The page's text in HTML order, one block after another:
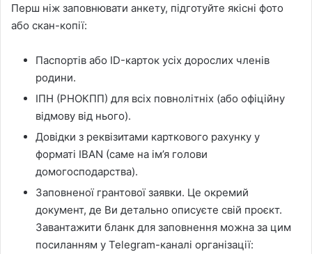
Перш ніж заповнювати анкету, підготуйте якісні фото
або скан-копії:
Паспортів або ID-карток усіх дорослих членів
родини.
ІПН (РНОКПП) для всіх повнолітніх (або офіційну
відмову від нього).
Довідки з реквізитами карткового рахунку у
форматі IBAN (саме на ім’я голови
домогосподарства).
Заповненої грантової заявки. Це окремий
документ, де Ви детально описуєте свій проєкт.
Завантажити бланк для заповнення можна за цим
посиланням у Telegram-каналі організації: